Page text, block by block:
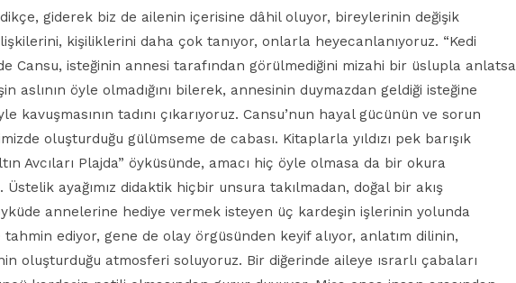
giderek biz de ailenin içerisine dâhil oluyor, bireylerinin değişik
kişiliklerini daha çok tanıyor, onlarla heyecanlanıyoruz. “Kedi
Cansu, isteğinin annesi tarafından görülmediğini mizahi bir üslupla anlatsa
aslının öyle olmadığını bilerek, annesinin duymazdan geldiği isteğine
kavuşmasının tadını çıkarıyoruz. Cansu’nun hayal gücünün ve sorun
oluşturduğu gülümseme de cabası. Kitaplarla yıldızı pek barışık
Avcıları Plajda” öyküsünde, amacı hiç öyle olmasa da bir okura
Üstelik ayağımız didaktik hiçbir unsura takılmadan, doğal bir akış
annelerine hediye vermek isteyen üç kardeşin işlerinin yolunda
ediyor, gene de olay örgüsünden keyif alıyor, anlatım dilinin,
oluşturduğu atmosferi soluyoruz. Bir diğerinde aileye ısrarlı çabaları